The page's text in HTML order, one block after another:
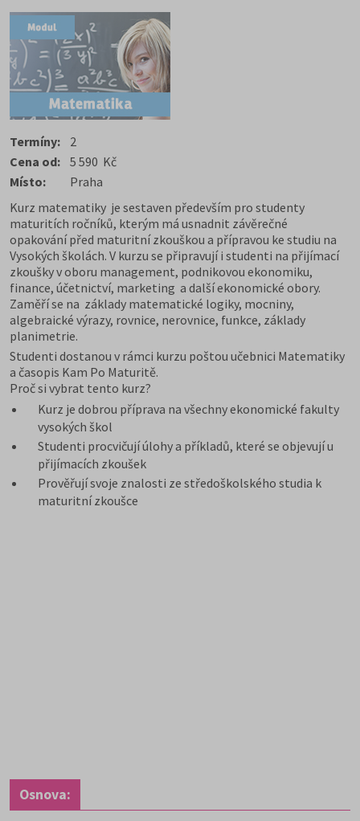
Termíny:
2
Cena od: 5 590 Kč
Místo:
Praha
Kurz matematiky je sestaven především pro studenty
maturitích ročníků, kterým má usnadnit závěrečné
opakování před maturitní zkouškou a přípravou ke studiu na
Vysokých školách. V kurzu se připravují i studenti na přijímací
zkoušky v oboru management, podnikovou ekonomiku,
finance, účetnictví, marketing a další ekonomické obory.
Zaměří se na základy matematické logiky, mocniny,
algebraické výrazy, rovnice, nerovnice, funkce, základy
planimetrie.
Studenti dostanou v rámci kurzu poštou učebnici Matematiky
a časopis Kam Po Maturitě.
Proč si vybrat tento kurz?
Kurz je dobrou příprava na všechny ekonomické fakulty
vysokých škol
Studenti procvičují úlohy a příkladů, které se objevují u
přijímacích zkoušek
Prověřují svoje znalosti ze středoškolského studia k
maturitní zkoušce
Osnova: